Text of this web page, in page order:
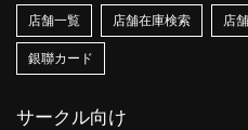
店舗一覧 店舗在庫検索 店
銀聯カード
サークル向け